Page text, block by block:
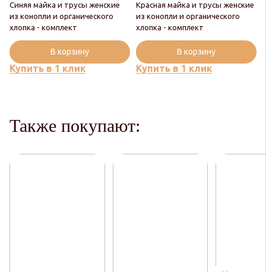
Синяя майка и трусы женские
из конопли и органического
хлопка - комплект
Купить в 1 клик
В корзину
Красная майка и трусы женские
из конопли и органического
хлопка - комплект
Купить в 1 клик
В корзину
Также покупают: